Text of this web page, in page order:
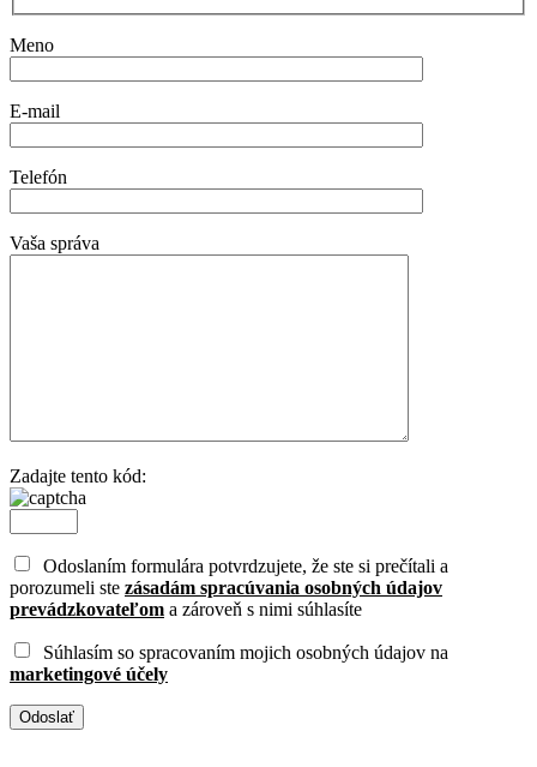
Meno
E-mail
Telefón
Vaša správa
Zadajte tento kód:
Odoslaním formulára potvrdzujete, že ste si prečítali a
porozumeli ste zásadám spracúvania osobných údajov
prevádzkovateľom a zároveň s nimi súhlasíte
Súhlasím so spracovaním mojich osobných údajov na
marketingové účely